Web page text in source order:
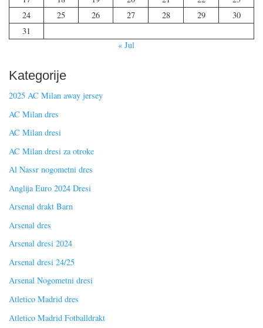
24
25 26 27 28 29
30
31
« Jul
Kategorije
2025 AC Milan away jersey
AC Milan dres
AC Milan dresi
AC Milan dresi za otroke
Al Nassr nogometni dres
Anglija Euro 2024 Dresi
Arsenal drakt Barn
Arsenal dres
Arsenal dresi 2024
Arsenal dresi 24/25
Arsenal Nogometni dresi
Atletico Madrid dres
Atletico Madrid Fotballdrakt